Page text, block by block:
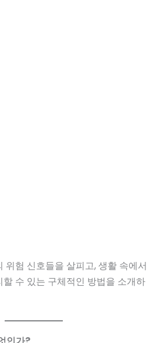
위험 신호들을 살피고, 생활 속에서
수 있는 구체적인 방법을 소개하